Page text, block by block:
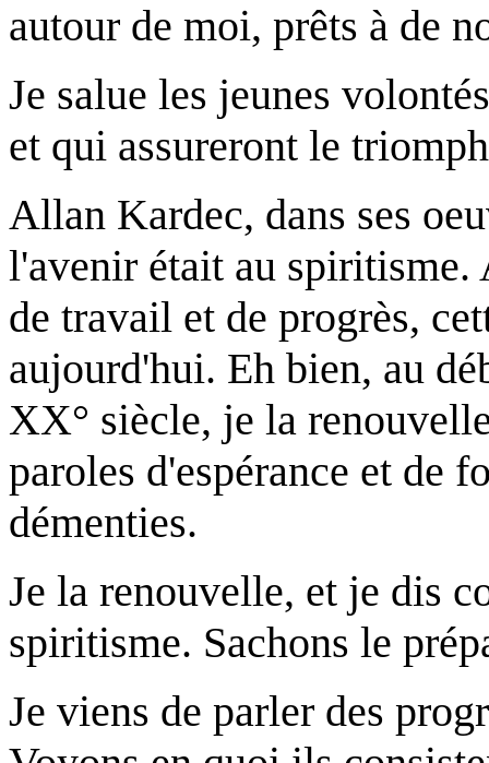
autour de moi, prêts à de
Je salue les jeunes
et qui assureront le
Allan Kardec, dans ses
l'avenir était au spiritisme.
de travail et de progrès,
aujourd'hui. Eh bien, au
XX° siècle, je la
paroles d'espérance et de
démenties.
Je la renouvelle, et je dis
spiritisme. Sachons le
Je viens de parler des